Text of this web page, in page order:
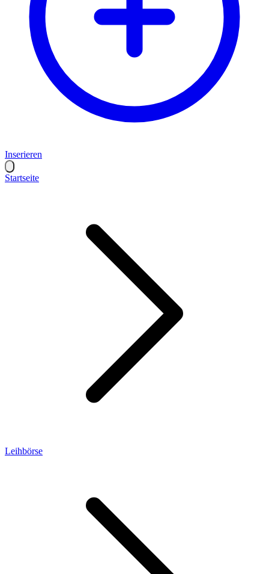
Inserieren
Startseite
Leihbörse